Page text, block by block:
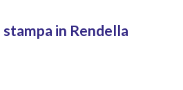
stampa in Rendella